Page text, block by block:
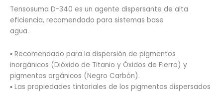
Tensosuma D-340 es un agente dispersante de alta
eficiencia, recomendado para sistemas base
agua.
▪ Recomendado para la dispersión de pigmentos
inorgánicos (Dióxido de Titanio y Óxidos de Fierro) y
pigmentos orgánicos (Negro Carbón).
▪ Las propiedades tintoriales de los pigmentos dispersados